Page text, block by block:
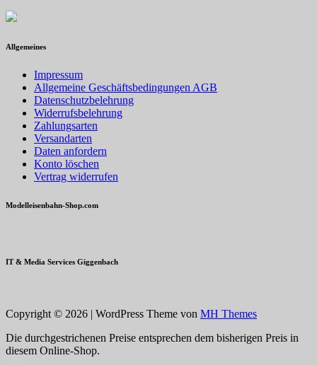
Allgemeines
Impressum
Allgemeine Geschäftsbedingungen AGB
Datenschutzbelehrung
Widerrufsbelehrung
Zahlungsarten
Versandarten
Daten anfordern
Konto löschen
Vertrag widerrufen
Modelleisenbahn-Shop.com
IT & Media Services Giggenbach
Copyright © 2026 | WordPress Theme von MH Themes
Die durchgestrichenen Preise entsprechen dem bisherigen Preis in
diesem Online-Shop.